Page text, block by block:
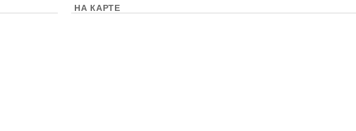
НА КАРТЕ